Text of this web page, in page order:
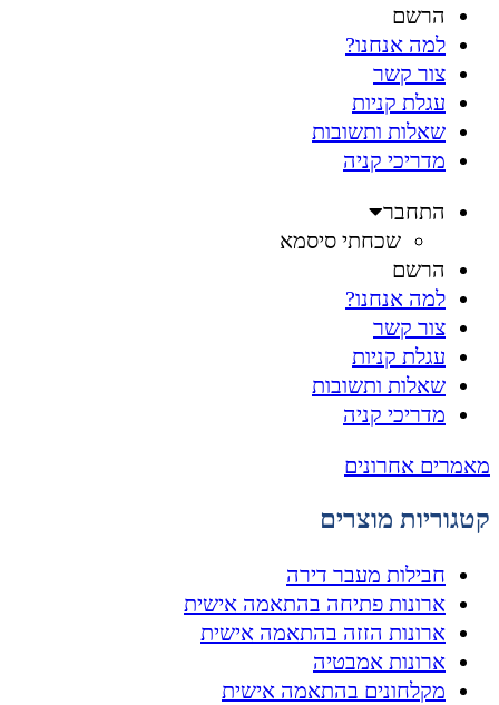
הרשם
למה אנחנו?
צור קשר
עגלת קניות
שאלות ותשובות
מדריכי קניה
התחבר
שכחתי סיסמא
הרשם
למה אנחנו?
צור קשר
עגלת קניות
שאלות ותשובות
מדריכי קניה
מאמרים אחרונים
קטגוריות מוצרים
חבילות מעבר דירה
ארונות פתיחה בהתאמה אישית
ארונות הזזה בהתאמה אישית
ארונות אמבטיה
מקלחונים בהתאמה אישית